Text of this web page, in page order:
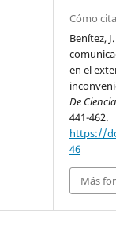
Cómo
Benítez,
en el
De
441-462.
https://
46
Más